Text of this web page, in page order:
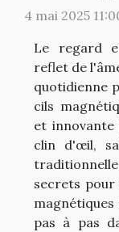
4 mai 2025
Le regard
reflet de
quotidienne
cils
et
clin d'œil,
secrets pour
magnétiques
pas à pas